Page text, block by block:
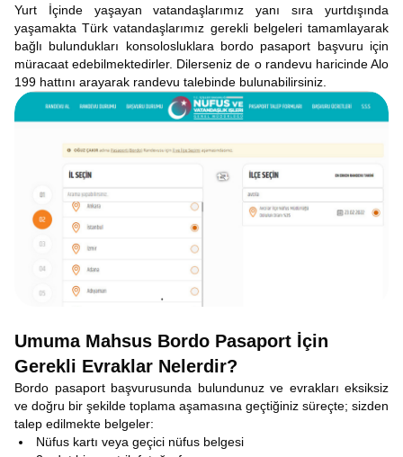
Yurt İçinde yaşayan vatandaşlarımız yanı sıra yurtdışında
yaşamakta Türk vatandaşlarımız gerekli belgeleri tamamlayarak
bağlı bulundukları konsolosluklara bordo pasaport başvuru için
müracaat edebilmektedirler. Dilerseniz de o randevu haricinde Alo
199 hattını arayarak randevu talebinde bulunabilirsiniz.
Umuma Mahsus Bordo Pasaport İçin
Gerekli Evraklar Nelerdir?
Bordo pasaport başvurusunda bulundunuz ve evrakları eksiksiz
ve doğru bir şekilde toplama aşamasına geçtiğiniz süreçte; sizden
talep edilmekte belgeler:
Nüfus kartı veya geçici nüfus belgesi